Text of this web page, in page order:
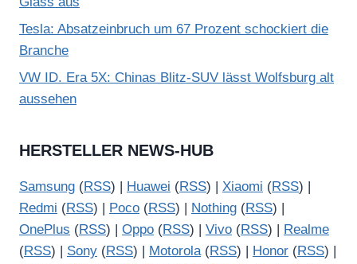
Tesla: Absatzeinbruch um 67 Prozent schockiert die
Branche
VW ID. Era 5X: Chinas Blitz-SUV lässt Wolfsburg alt
aussehen
HERSTELLER NEWS-HUB
Samsung (RSS) | Huawei (RSS) | Xiaomi (RSS) |
Redmi (RSS) | Poco (RSS) | Nothing (RSS) |
OnePlus (RSS) | Oppo (RSS) | Vivo (RSS) |
Realme
(RSS) | Sony (RSS) | Motorola(RSS) | Honor (RSS) |